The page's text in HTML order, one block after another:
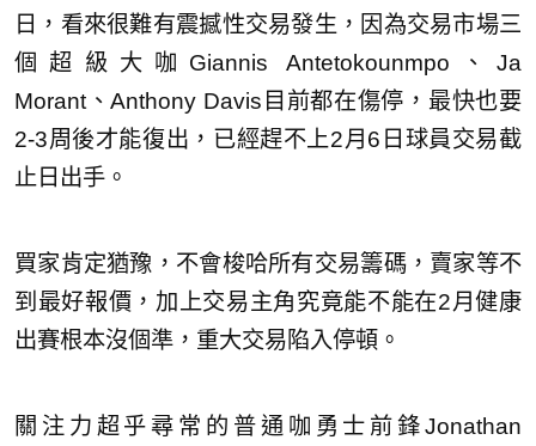
日，看來很難有震撼性交易發生，因為交易市場三
個超級大咖Giannis Antetokounmpo、Ja
Morant、Anthony Davis目前都在傷停，最快也要
2-3周後才能復出，已經趕不上2月6日球員交易截
止日出手。
買家肯定猶豫，不會梭哈所有交易籌碼，賣家等不
到最好報價，加上交易主角究竟能不能在2月健康
出賽根本沒個準，重大交易陷入停頓。
關注力超乎尋常的普通咖勇士前鋒Jonathan